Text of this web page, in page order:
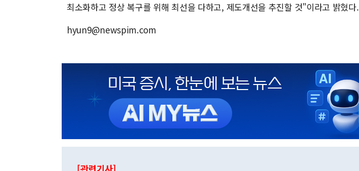
최소화하고 정상 복구를 위해 최선을 다하고, 제도개선을 추진할 것"이라고 밝혔다.
hyun9@newspim.com